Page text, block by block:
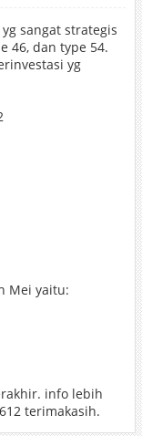
yg sangat strategis
46, dan type 54.
yg
Mei yaitu:
info lebih
terimakasih.